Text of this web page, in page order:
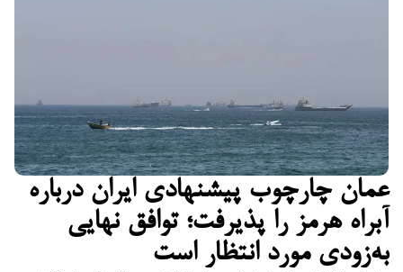
عمان چارچوب پیشنهادی ایران درباره
آبراه هرمز را پذیرفت؛ توافق نهایی
به‌زودی مورد انتظار است